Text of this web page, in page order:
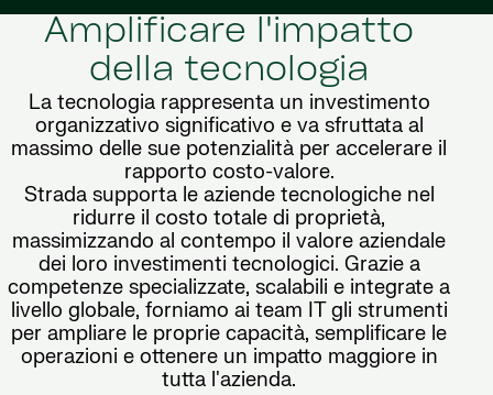
Amplificare l'impatto
della tecnologia
La tecnologia rappresenta un investimento
organizzativo significativo e va sfruttata al
massimo delle sue potenzialità per accelerare il
rapporto costo-valore.
Strada supporta le aziende tecnologiche nel
ridurre il costo totale di proprietà,
massimizzando al contempo il valore aziendale
dei loro investimenti tecnologici. Grazie a
competenze specializzate, scalabili e integrate a
livello globale, forniamo ai team IT gli strumenti
per ampliare le proprie capacità, semplificare le
operazioni e ottenere un impatto maggiore in
tutta l'azienda.